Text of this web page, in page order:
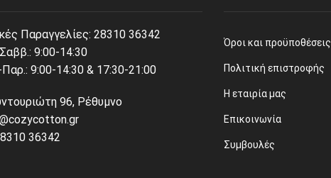
Παραγγελίες: 28310 36342
9:00-14:30
9:00-14:30 & 17:30-21:00
96, Ρέθυμνο
36342
Όροι και προϋποθέσεις
Πολιτική επιστροφής
Η εταιρία μας
Επικοινωνία
Συμβουλές